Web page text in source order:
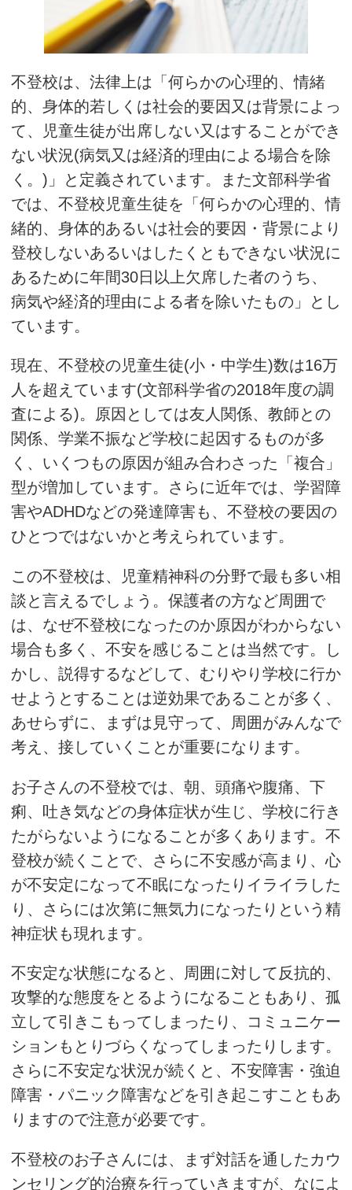
不登校は、法律上は「何らかの心理的、情緒
的、身体的若しくは社会的要因又は背景によっ
て、児童生徒が出席しない又はすることができ
ない状況(病気又は経済的理由による場合を除
く。)」と定義されています。また文部科学省
では、不登校児童生徒を「何らかの心理的、情
緒的、身体的あるいは社会的要因・背景により
登校しないあるいはしたくともできない状況に
あるために年間30日以上欠席した者のうち、
病気や経済的理由による者を除いたもの」とし
ています。
現在、不登校の児童生徒(小・中学生)数は16万
人を超えています(文部科学省の2018年度の調
査による)。原因としては友人関係、教師との
関係、学業不振など学校に起因するものが多
く、いくつもの原因が組み合わさった「複合」
型が増加しています。さらに近年では、学習障
害やADHDなどの発達障害も、不登校の要因の
ひとつではないかと考えられています。
この不登校は、児童精神科の分野で最も多い相
談と言えるでしょう。保護者の方など周囲で
は、なぜ不登校になったのか原因がわからない
場合も多く、不安を感じることは当然です。し
かし、説得するなどして、むりやり学校に行か
せようとすることは逆効果であることが多く、
あせらずに、まずは見守って、周囲がみんなで
考え、接していくことが重要になります。
お子さんの不登校では、朝、頭痛や腹痛、下
痢、吐き気などの身体症状が生じ、学校に行き
たがらないようになることが多くあります。不
登校が続くことで、さらに不安感が高まり、心
が不安定になって不眠になったりイライラした
り、さらには次第に無気力になったりという精
神症状も現れます。
不安定な状態になると、周囲に対して反抗的、
攻撃的な態度をとるようになることもあり、孤
立して引きこもってしまったり、コミュニケー
ションもとりづらくなってしまったりします。
さらに不安定な状況が続くと、不安障害・強迫
障害・パニック障害などを引き起こすこともあ
りますので注意が必要です。
不登校のお子さんには、まず対話を通したカウ
ンセリング的治療を行っていきますが、なによ